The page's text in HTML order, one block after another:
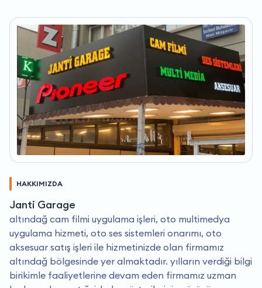
HAKKIMIZDA
Janti Garage
altındağ cam filmi uygulama işleri, oto multimedya
uygulama hizmeti, oto ses sistemleri onarımı, oto
aksesuar satış işleri ile hizmetinizde olan firmamız
altındağ bölgesinde yer almaktadır. yılların verdiği bilgi
birikimle faaliyetlerine devam eden firmamız uzman